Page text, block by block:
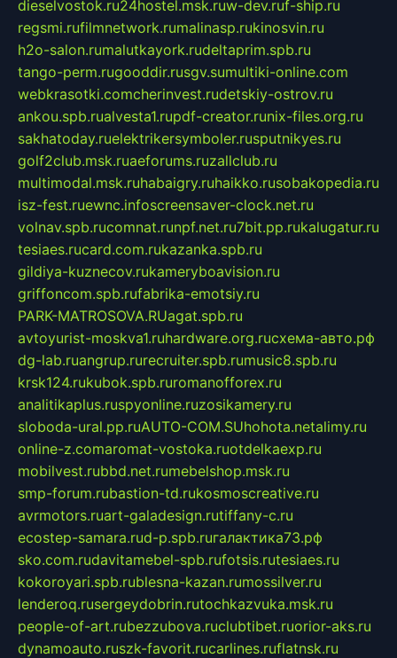
dieselvostok.ru24hostel.msk.ruw-dev.ruf-ship.ru
regsmi.rufilmnetwork.rumalinasp.rukinosvin.ru
h2o-salon.rumalutkayork.rudeltaprim.spb.ru
tango-perm.rugooddir.rusgv.sumultiki-online.com
webkrasotki.comcherinvest.rudetskiy-ostrov.ru
ankou.spb.rualvesta1.rupdf-creator.runix-files.org.ru
sakhatoday.ruelektrikersymboler.rusputnikyes.ru
golf2club.msk.ruaeforums.ruzallclub.ru
multimodal.msk.ruhabaigry.ruhaikko.rusobakopedia.ru
isz-fest.ruewnc.infoscreensaver-clock.net.ru
volnav.spb.rucomnat.runpf.net.ru7bit.pp.rukalugatur.ru
tesiaes.rucard.com.rukazanka.spb.ru
gildiya-kuznecov.rukameryboavision.ru
griffoncom.spb.rufabrika-emotsiy.ru
PARK-MATROSOVA.RUagat.spb.ru
avtoyurist-moskva1.ruhardware.org.ruсхема-авто.рф
dg-lab.ruangrup.rurecruiter.spb.rumusic8.spb.ru
krsk124.rukubok.spb.ruromanofforex.ru
analitikaplus.ruspyonline.ruzosikamery.ru
sloboda-ural.pp.ruAUTO-COM.SUhohota.netalimy.ru
online-z.comaromat-vostoka.ruotdelkaexp.ru
mobilvest.rubbd.net.rumebelshop.msk.ru
smp-forum.rubastion-td.rukosmoscreative.ru
avrmotors.ruart-galadesign.rutiffany-c.ru
ecostep-samara.rud-p.spb.ruгалактика73.рф
sko.com.rudavitamebel-spb.rufotsis.rutesiaes.ru
kokoroyari.spb.rublesna-kazan.rumossilver.ru
lenderoq.rusergeydobrin.rutochkazvuka.msk.ru
people-of-art.rubezzubova.ruclubtibet.ruorior-aks.ru
dynamoauto.ruszk-favorit.rucarlines.ruflatnsk.ru